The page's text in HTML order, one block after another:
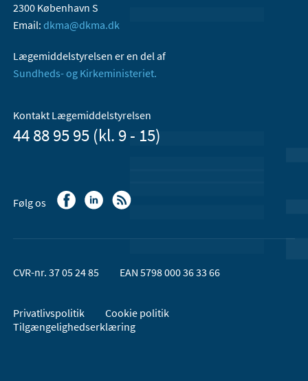
2300 København S
Email: dkma@dkma.dk
Lægemiddelstyrelsen er en del af
Sundheds- og Kirkeministeriet.
Kontakt Lægemiddelstyrelsen
44 88 95 95 (kl. 9 - 15)
Følg os
CVR-nr. 37 05 24 85 EAN 5798 000 36 33 66
Privatlivspolitik
Cookie politik
Tilgængelighedserklæring